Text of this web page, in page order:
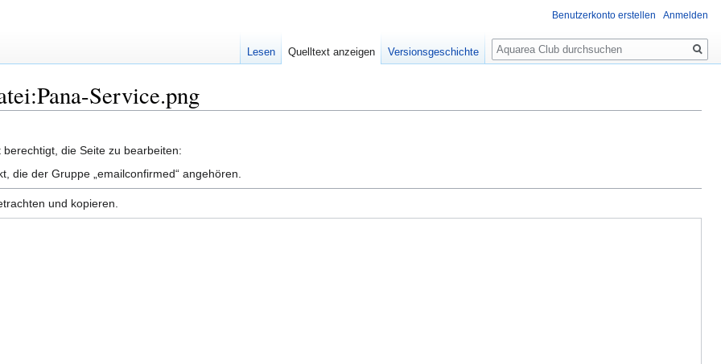
Service.png
die Seite zu bearbeiten:
die der Gruppe „emailconfirmed“ angehören.
und kopieren.
Benutzerkonto erstellen Anmelden
Lesen Quelltext anzeigen Versionsgeschichte
Suche